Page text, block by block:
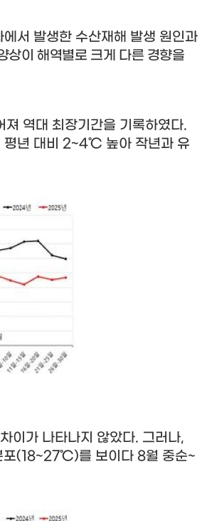
서 발생한 수산재해 발생 원인과
상이 해역별로 크게 다른 경향을
져 역대 최장기간을 기록하였다.
평년 대비 2~4℃ 높아 작년과 유
이가 나타나지 않았다. 그러나,
포(18~27℃)를 보이다 8월 중순~